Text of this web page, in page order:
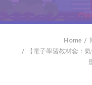
社交平台
Home
【電子學習教材套：